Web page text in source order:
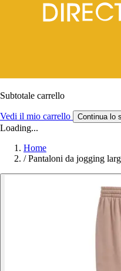
Subtotale carrello
Vedi il mio carrello Continua lo
Loading...
Home
/ Pantaloni da jogging